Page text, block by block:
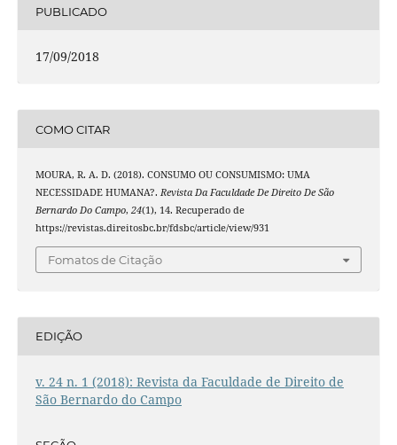
PUBLICADO
17/09/2018
COMO CITAR
MOURA, R. A. D. (2018). CONSUMO OU CONSUMISMO: UMA
NECESSIDADE HUMANA?. Revista Da Faculdade De Direito De São
Bernardo Do Campo, 24(1), 14. Recuperado de
https://revistas.direitosbc.br/fdsbc/article/view/931
Fomatos de Citação
EDIÇÃO
v. 24 n. 1 (2018): Revista da Faculdade de Direito de
São Bernardo do Campo